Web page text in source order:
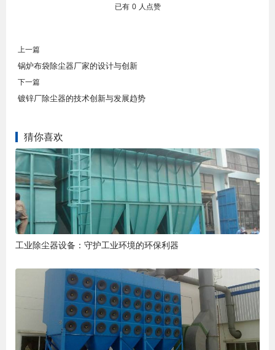
已有 0 人点赞
上一篇
锅炉布袋除尘器厂家的设计与创新
下一篇
镀锌厂除尘器的技术创新与发展趋势
猜你喜欢
工业除尘器设备：守护工业环境的环保利器